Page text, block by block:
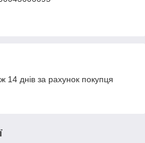
14 днів за рахунок покупця